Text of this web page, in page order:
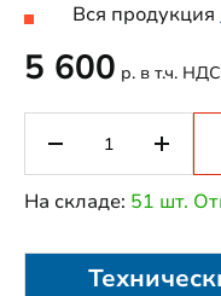
Вся продукция
5 600 р. в т.ч. НДС
На складе: 51 шт.